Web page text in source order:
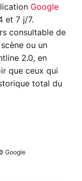
Google
et 7 j/7.
consultable de
ou un
2.0, en
que ceux qui
total du
Google